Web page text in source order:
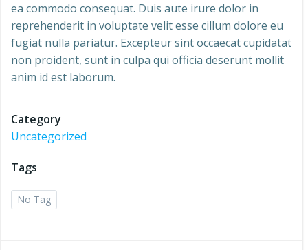
ea commodo consequat. Duis aute irure dolor in
reprehenderit in voluptate velit esse cillum dolore eu
fugiat nulla pariatur. Excepteur sint occaecat cupidatat
non proident, sunt in culpa qui officia deserunt mollit
anim id est laborum.
Category
Uncategorized
Tags
No Tag